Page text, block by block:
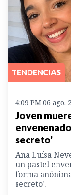
TENDENCIAS
4:09 PM 06 ago.
Joven
secreto'
Ana Luísa
un pastel
forma
secreto'.